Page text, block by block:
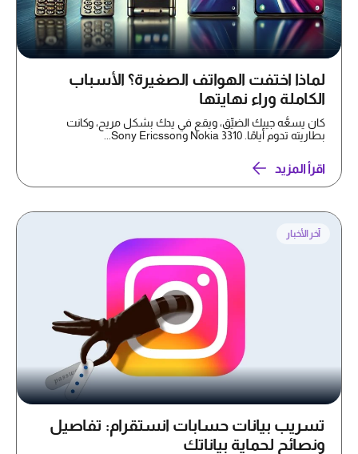
لماذا اختفت الهواتف الصغيرة؟ الأسباب
الكاملة وراء نهايتها
كان يسعُّه جيبك الضيِّق، ويقع في يدك بشكل مريح، وكانت
بطاريته تدوم أيامًا. Nokia 3310 وSony Ericsson...
اقرأ المزيد
آخر الأخبار
تسريب بيانات حسابات انستقرام: تفاصيل
ونصائح لحماية بياناتك